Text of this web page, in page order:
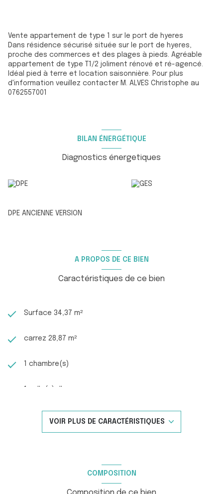
Vente appartement de type 1 sur le port de hyeres
Dans résidence sécurisé située sur le port de hyeres,
proche des commerces et des plages à pieds. Agréable
appartement de type T1/2 joliment rénové et ré-agencé.
Idéal pied à terre et location saisonnière. Pour plus
d'information veuillez contacter M. ALVES Christophe au
0762557001
BILAN ÉNERGÉTIQUE
Diagnostics énergetiques
DPE ANCIENNE VERSION
A PROPOS DE CE BIEN
Caractéristiques de ce bien
Surface 34,37 m²
carrez 28,87 m²
1 chambre(s)
1 salle(s) d'eau
Chauffage individuel : radiateur (electrique)
exposition Ouest
VOIR PLUS DE CARACTÉRISTIQUES
COMPOSITION